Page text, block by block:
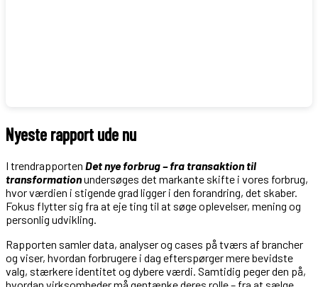
Nyeste rapport ude nu
I trendrapporten Det nye forbrug – fra transaktion til
transformationundersøges det markante skifte i vores forbrug,
hvor værdien i stigende grad ligger i den forandring, det skaber.
Fokus flytter sig fra at eje ting til at søge oplevelser, mening og
personlig udvikling.
Rapporten samler data, analyser og cases på tværs af brancher
og viser, hvordan forbrugere i dag efterspørger mere bevidste
valg, stærkere identitet og dybere værdi. Samtidig peger den på,
hvordan virksomheder må gentænke deres rolle – fra at sælge